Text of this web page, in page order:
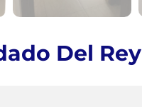
Del Rey